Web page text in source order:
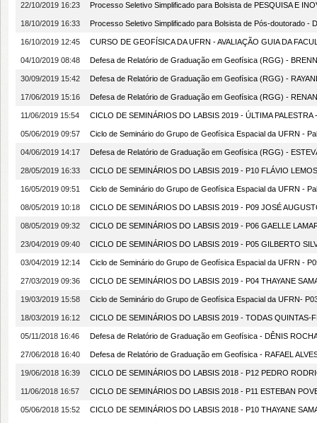
22/10/2019 16:23 Processo Seletivo Simplificado para Bolsista de PESQUISA E
18/10/2019 16:33 Processo Seletivo Simplificado para Bolsista de Pós-doutorado
16/10/2019 12:45 CURSO DE GEOFÍSICA DA UFRN - AVALIAÇÃO GUIA DA
04/10/2019 08:48 Defesa de Relatório de Graduação em Geofísica (RGG) -
30/09/2019 15:42 Defesa de Relatório de Graduação em Geofísica (RGG) -
17/06/2019 15:16 Defesa de Relatório de Graduação em Geofísica (RGG) -
11/06/2019 15:54 CICLO DE SEMINÁRIOS DO LABSIS 2019 - ÚLTIMA
05/06/2019 09:57 Ciclo de Seminário do Grupo de Geofísica Espacial da UFRN -
04/06/2019 14:17 Defesa de Relatório de Graduação em Geofísica (RGG) -
28/05/2019 16:33 CICLO DE SEMINÁRIOS DO LABSIS 2019 - P10 FLÁVIO
16/05/2019 09:51 Ciclo de Seminário do Grupo de Geofísica Espacial da UFRN -
08/05/2019 10:18 CICLO DE SEMINÁRIOS DO LABSIS 2019 - P09 JOSÉ
08/05/2019 09:32 CICLO DE SEMINÁRIOS DO LABSIS 2019 - P06 GAELLE
23/04/2019 09:40 CICLO DE SEMINÁRIOS DO LABSIS 2019 - P05 GILBERTO
03/04/2019 12:14 Ciclo de Seminário do Grupo de Geofísica Espacial da UFRN -
27/03/2019 09:36 CICLO DE SEMINÁRIOS DO LABSIS 2019 - P04 THAYANE
19/03/2019 15:58 Ciclo de Seminário do Grupo de Geofísica Espacial da UFRN-
18/03/2019 16:12 CICLO DE SEMINÁRIOS DO LABSIS 2019 - TODAS QUINTAS-
05/11/2018 16:46 Defesa de Relatório de Graduação em Geofísica - DÊNIS
27/06/2018 16:40 Defesa de Relatório de Graduação em Geofísica - RAFAEL
19/06/2018 16:39 CICLO DE SEMINÁRIOS DO LABSIS 2018 - P12 PEDRO
11/06/2018 16:57 CICLO DE SEMINÁRIOS DO LABSIS 2018 - P11 ESTEBAN
05/06/2018 15:52 CICLO DE SEMINÁRIOS DO LABSIS 2018 - P10 THAYANE